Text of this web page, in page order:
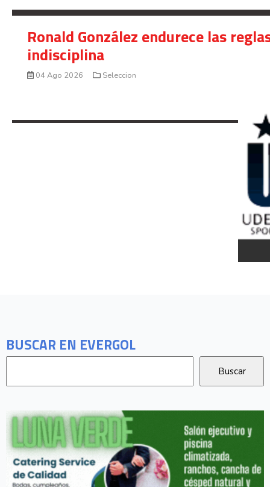
BUSCAR EN EVERGOL
Ronald González endurece las
indisciplina
04 Ago 2026 Seleccion